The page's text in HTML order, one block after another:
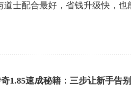
士配合最好，省钱升级快，也
1.85速成秘籍：三步让新手告